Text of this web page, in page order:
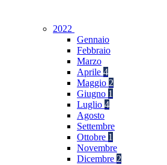
2022
Gennaio
Febbraio
Marzo
Aprile 4
Maggio 2
Giugno 1
Luglio 4
Agosto
Settembre
Ottobre 1
Novembre
Dicembre 2